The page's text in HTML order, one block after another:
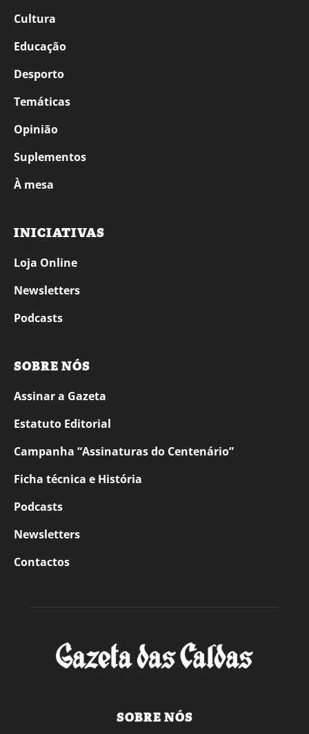
Cultura
Educação
Desporto
Temáticas
Opinião
Suplementos
À mesa
INICIATIVAS
Loja Online
Newsletters
Podcasts
SOBRE NÓS
Assinar a Gazeta
Estatuto Editorial
Campanha “Assinaturas do Centenário”
Ficha técnica e História
Podcasts
Newsletters
Contactos
SOBRE NÓS